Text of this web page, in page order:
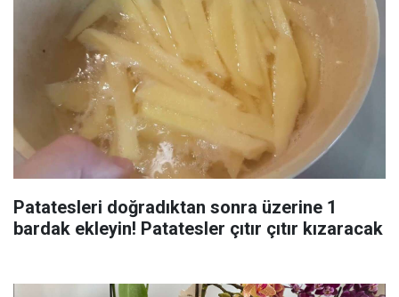
Patatesleri doğradıktan sonra üzerine 1
bardak ekleyin! Patatesler çıtır çıtır kızaracak